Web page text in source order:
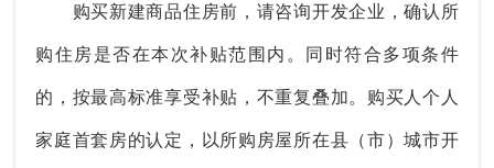
购买新建商品住房前，请咨询开发企业，确认所
购住房是否在本次补贴范围内。同时符合多项条件
的，按最高标准享受补贴，不重复叠加。购买人个人
家庭首套房的认定，以所购房屋所在县（市）城市开